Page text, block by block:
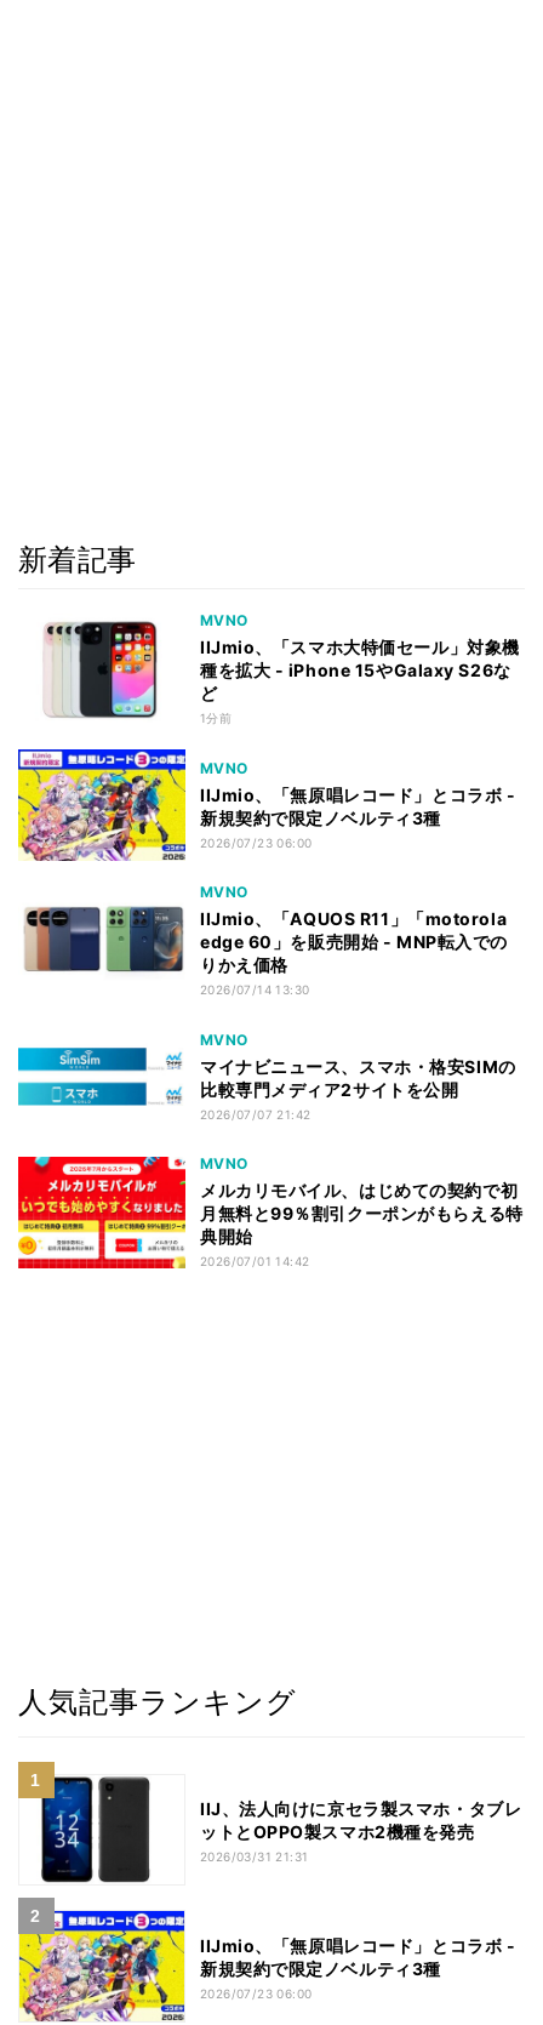
新着記事
MVNO
IIJmio、「スマホ大特価セール」対象機
種を拡大 - iPhone 15やGalaxy S26な
ど
1分前
MVNO
IIJmio、「無原唱レコード」とコラボ -
新規契約で限定ノベルティ3種
2026/07/23 06:00
MVNO
IIJmio、「AQUOS R11」「motorola
edge 60」を販売開始 - MNP転入での
りかえ価格
2026/07/14 13:30
MVNO
マイナビニュース、スマホ・格安SIMの
比較専門メディア2サイトを公開
2026/07/07 21:42
MVNO
メルカリモバイル、はじめての契約で初
月無料と99％割引クーポンがもらえる特
典開始
2026/07/01 14:42
人気記事ランキング
IIJ、法人向けに京セラ製スマホ・タブレ
ットとOPPO製スマホ2機種を発売
2026/03/31 21:31
IIJmio、「無原唱レコード」とコラボ -
新規契約で限定ノベルティ3種
2026/07/23 06:00